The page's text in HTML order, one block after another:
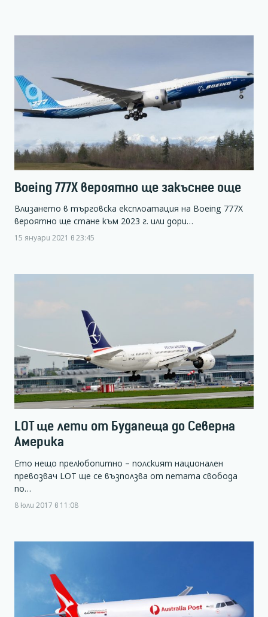
Boeing 777X вероятно ще закъснее още
Влизането в търговска експлоатация на Boeing 777X
вероятно ще стане към 2023 г. или дори…
15 януари 2021 в 23:45
LOT ще лети от Будапеща до Северна
Америка
Ето нещо прелюбопитно – полският национален
превозвач LOT ще се възползва от петата свобода
по…
8 юли 2017 в 11:08